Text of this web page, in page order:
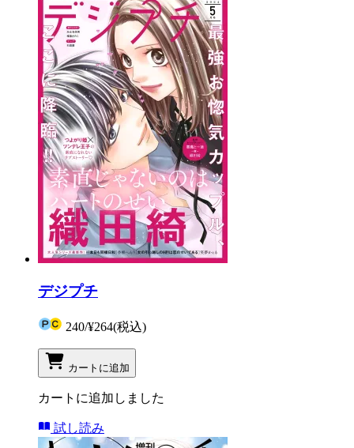
デジプチ
240/¥264(税込)
カートに追加
カートに追加しました
試し読み